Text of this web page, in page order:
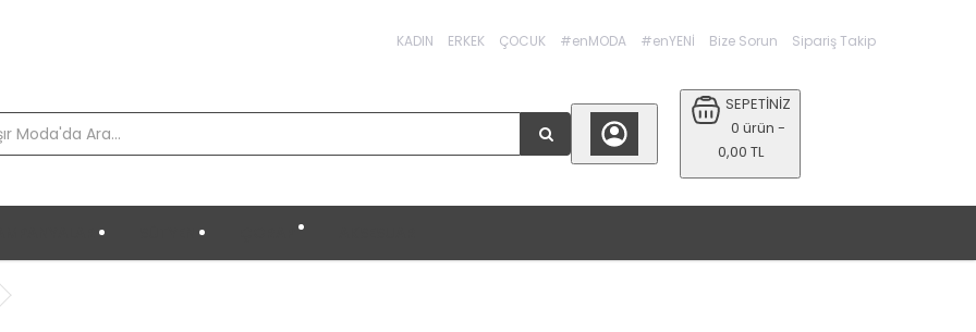
KADIN ERKEK ÇOCUK #enMODA #enYENİ Bize Sorun Sipariş Takip
SEPETİNİZ
0 ürün -
0,00 TL